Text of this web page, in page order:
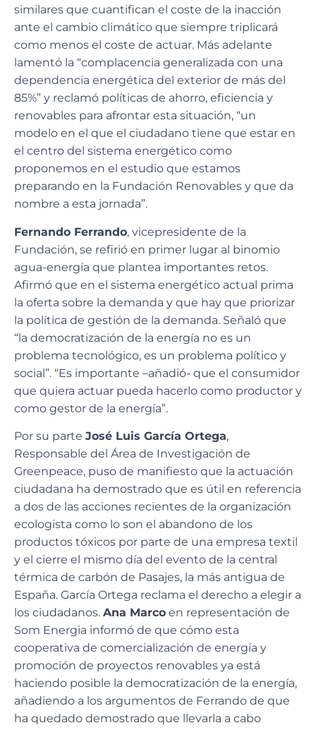
similares que cuantifican el coste de la inacción
ante el cambio climático que siempre triplicará
como menos el coste de actuar. Más adelante
lamentó la “complacencia generalizada con una
dependencia energética del exterior de más del
85%” y reclamó políticas de ahorro, eficiencia y
renovables para afrontar esta situación, “un
modelo en el que el ciudadano tiene que estar en
el centro del sistema energético como
proponemos en el estudio que estamos
preparando en la Fundación Renovables y que da
nombre a esta jornada”.
Fernando Ferrando, vicepresidente de la
Fundación, se refirió en primer lugar al binomio
agua-energía que plantea importantes retos.
Afirmó que en el sistema energético actual prima
la oferta sobre la demanda y que hay que priorizar
la política de gestión de la demanda. Señaló que
“la democratización de la energía no es un
problema tecnológico, es un problema político y
social”. “Es importante –añadió- que el consumidor
que quiera actuar pueda hacerlo como productor y
como gestor de la energía”.
Por su parte José Luis García Ortega,
Responsable del Área de Investigación de
Greenpeace, puso de manifiesto que la actuación
ciudadana ha demostrado que es útil en referencia
a dos de las acciones recientes de la organización
ecologista como lo son el abandono de los
productos tóxicos por parte de una empresa textil
y el cierre el mismo día del evento de la central
térmica de carbón de Pasajes, la más antigua de
España. García Ortega reclama el derecho a elegir a
los ciudadanos. Ana Marco en representación de
Som Energia informó de que cómo esta
cooperativa de comercialización de energía y
promoción de proyectos renovables ya está
haciendo posible la democratización de la energía,
añadiendo a los argumentos de Ferrando de que
ha quedado demostrado que llevarla a cabo